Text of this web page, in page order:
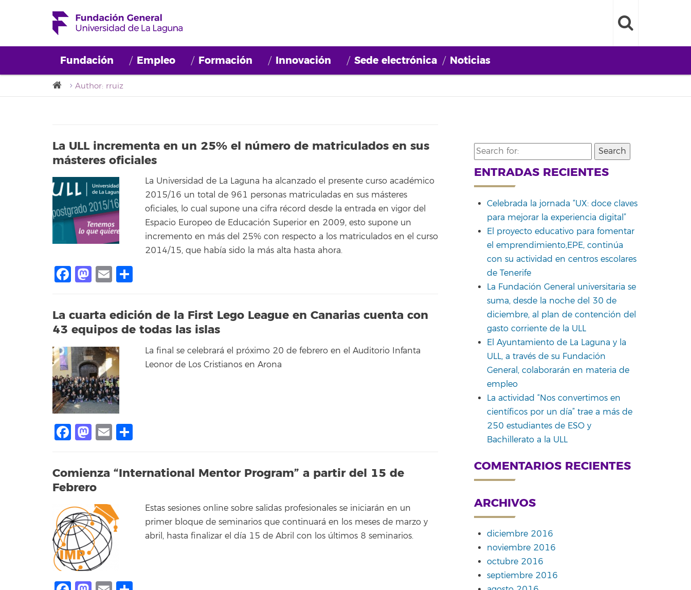
Fundación Empleo Formación Innovación Sede electrónica Noticias
Author: rruiz
La ULL incrementa en un 25% el número de matriculados en sus
másteres oficiales
La Universidad de La Laguna ha alcanzado el presente curso académico
2015/16 un total de 961 personas matriculadas en sus másteres
oficiales, lo cual supone una cifra récord desde la entrada en vigor del
Espacio Europeo de Educación Superior en 2009, esto supone un
incremento en más del 25% con respecto a los matriculados en el curso
2014/15, que había sido la más alta hasta ahora.
Facebook
Mastodon
Email
La cuarta edición de la First Lego League en Canarias cuenta con
43 equipos de todas las islas
La final se celebrará el próximo 20 de febrero en el Auditorio Infanta
Leonor de Los Cristianos en Arona
Facebook
Mastodon
Email
Comienza “International Mentor Program” a partir del 15 de
Febrero
Estas sesiones online sobre salidas profesionales se iniciarán en un
primer bloque de seminarios que continuará en los meses de marzo y
abril, hasta finalizar el día 15 de Abril con los últimos 8 seminarios.
Search
for:
ENTRADAS RECIENTES
Celebrada la jornada “UX: doce claves
para mejorar la experiencia digital”
El proyecto educativo para fomentar
el emprendimiento,EPE, continúa
con su actividad en centros escolares
de Tenerife
La Fundación General universitaria se
suma, desde la noche del 30 de
diciembre, al plan de contención del
gasto corriente de la ULL
El Ayuntamiento de La Laguna y la
ULL, a través de su Fundación
General, colaborarán en materia de
empleo
La actividad “Nos convertimos en
científicos por un día” trae a más de
250 estudiantes de ESO y
Bachillerato a la ULL
COMENTARIOS RECIENTES
ARCHIVOS
diciembre 2016
noviembre 2016
octubre 2016
septiembre 2016